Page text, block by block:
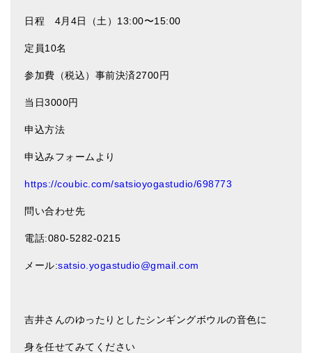
日程 4月 4日（土） 13:00〜15:00
定員10名
参加費（税込）事前決済2700円
当日3000円
申込方法
申込みフォームより
https://coubic.com/satsioyogastudio/698773
問い合わせ先
電話:080-5282-0215
メール:satsio.yogastudio@gmail.com
吉井さんのゆったりとしたシンギングボウルの音色に
身を任せてみてください